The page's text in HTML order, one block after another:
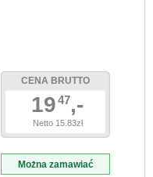
CENA BRUTTO
1947,-
Netto 15.83zł
Można zamawiać